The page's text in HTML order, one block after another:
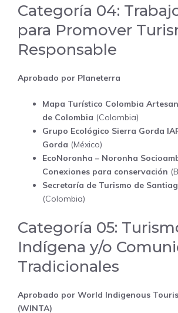
Categoría 04:
para Promover
Responsable
Aprobado por Planeterra
Mapa Turístico Colombia
de Colombia (Colombia)
Grupo Ecológico Sierra Gorda
Gorda (México)
EcoNoronha – Noronha
Conexiones para conservación
Secretaría de Turismo de
(Colombia)
Categoría 05:
Indígena y/o
Tradicionales
Aprobado por World Indigenous
(WINTA)